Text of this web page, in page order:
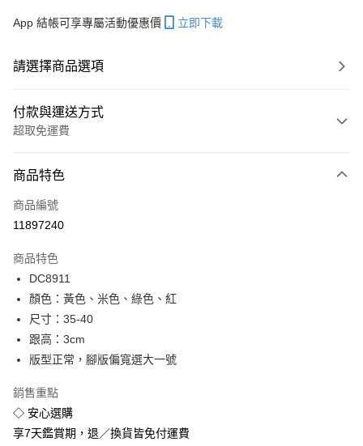
App 結帳可享專屬活動優惠價 立即下載
請選擇商品選項
付款與運送方式
超取免運費
信用卡一次付款
超商取貨付款
Apple Pay
街口支付
悠遊付
Google Pay
全盈+PAY
運送方式
商品特色
商品編號
11897240
商品特色
DC8911
顏色：黃色、米色、綠色、紅
尺寸：35-40
跟高：3cm
版型正常，腳版偏寬選大一號
銷售重點
◇ 安心選購
享7天鑑賞期，退／換貨皆免付運費